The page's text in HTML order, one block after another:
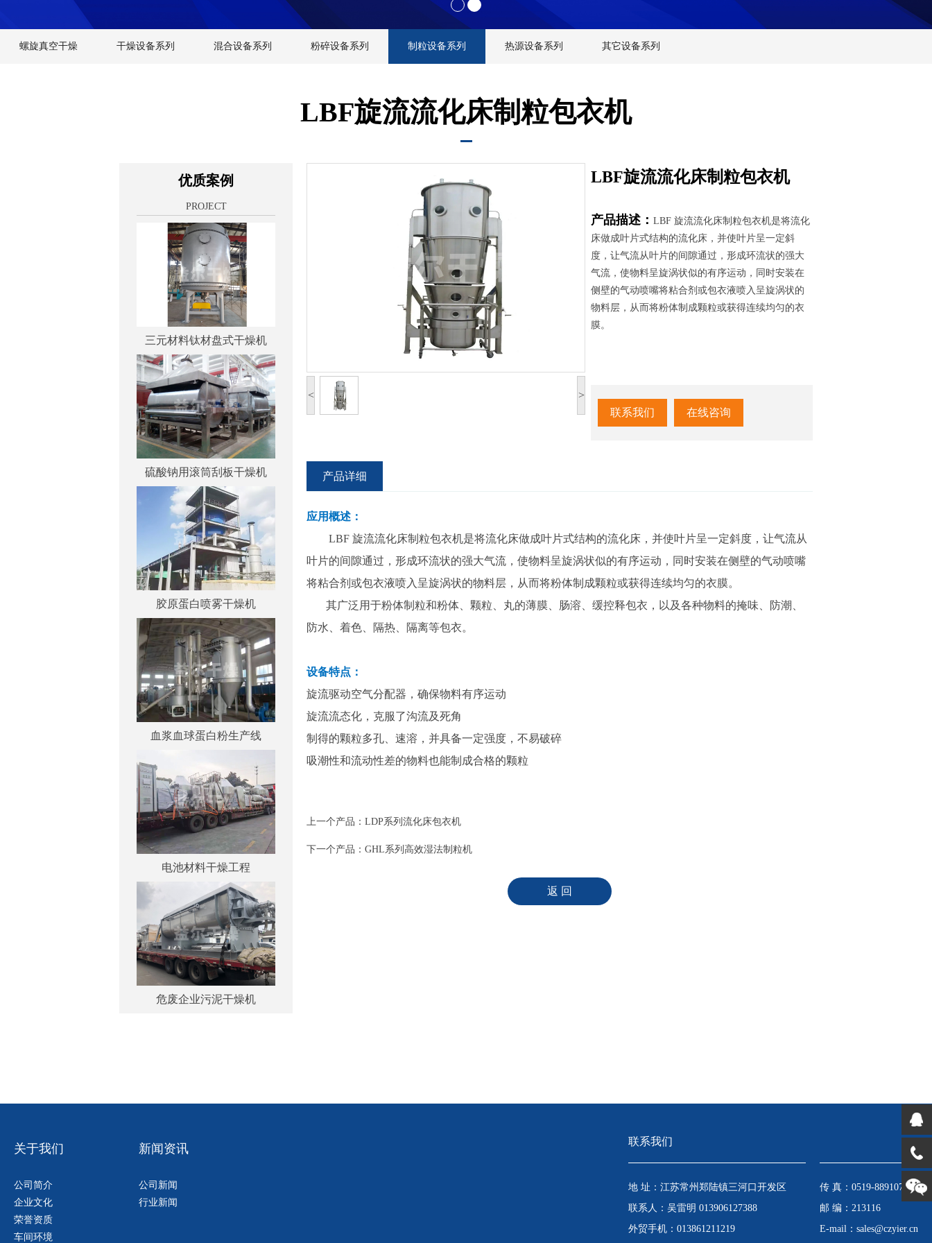
螺旋真空干燥 干燥设备系列 混合设备系列 粉碎设备系列 制粒设备系列 热源设备系列 其它设备系列
LBF旋流流化床制粒包衣机
优质案例
PROJECT
三元材料钛材盘式干燥机
硫酸钠用滚筒刮板干燥机
胶原蛋白喷雾干燥机
血浆血球蛋白粉生产线
电池材料干燥工程
危废企业污泥干燥机
< >
LBF旋流流化床制粒包衣机
产品描述： LBF 旋流流化床制粒包衣机是将流化
床做成叶片式结构的流化床，并使叶片呈一定斜
度，让气流从叶片的间隙通过，形成环流状的强大
气流，使物料呈旋涡状似的有序运动，同时安装在
侧壁的气动喷嘴将粘合剂或包衣液喷入呈旋涡状的
物料层，从而将粉体制成颗粒或获得连续均匀的衣
膜。
联系我们 在线咨询
产品详细
应用概述：
LBF 旋流流化床制粒包衣机是将流化床做成叶片式结构的流化床，并使叶片呈一定斜度，让气流从
叶片的间隙通过，形成环流状的强大气流，使物料呈旋涡状似的有序运动，同时安装在侧壁的气动喷嘴
将粘合剂或包衣液喷入呈旋涡状的物料层，从而将粉体制成颗粒或获得连续均匀的衣膜。
其广泛用于粉体制粒和粉体、颗粒、丸的薄膜、肠溶、缓控释包衣，以及各种物料的掩味、防潮、
防水、着色、隔热、隔离等包衣。
设备特点：
旋流驱动空气分配器，确保物料有序运动
旋流流态化，克服了沟流及死角
制得的颗粒多孔、速溶，并具备一定强度，不易破碎
吸潮性和流动性差的物料也能制成合格的颗粒
上一个产品： LDP系列流化床包衣机
下一个产品： GHL系列高效湿法制粒机
关于我们
公司简介
企业文化
荣誉资质
车间环境
新闻资讯
公司新闻
行业新闻
传 真：0519-88910792
邮 编：213116
E-mail：sales@czyier.cn
联系我们
地 址：江苏常州郑陆镇三河口开发区
联系人：吴雷明 013906127388
外贸手机：013861211219